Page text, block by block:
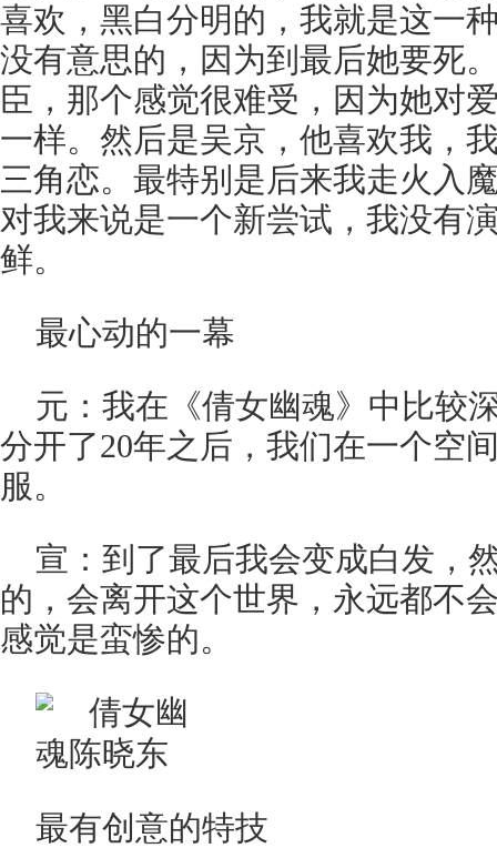
喜欢，黑白分明的，我就是这一
没有意思的，因为到最后她要死
臣，那个感觉很难受，因为她对
一样。然后是吴京，他喜欢我，
三角恋。最特别是后来我走火入
对我来说是一个新尝试，我没有
鲜。
最心动的一幕
元：我在《倩女幽魂》中比较
分开了20年之后，我们在一个空
服。
宣：到了最后我会变成白发，
的，会离开这个世界，永远都不
感觉是蛮惨的。
最有创意的特技